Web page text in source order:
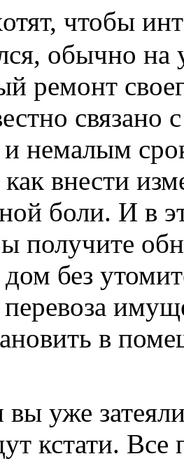
чтобы
обычно на
ремонт
и немалым
внести
боли. И в
получите
без
перевоза
в
уже
кстати.